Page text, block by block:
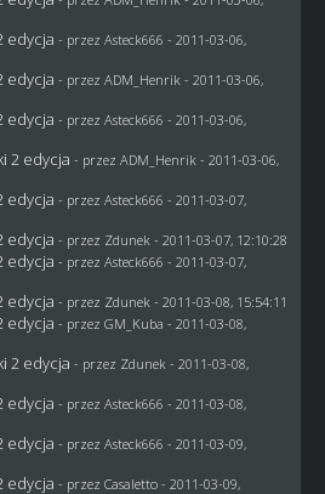
edycja - przez Asteck666 - 2011-03-06,
edycja - przez ADM_Henrik - 2011-03-06,
edycja - przez Asteck666 - 2011-03-06,
2 edycja - przez ADM_Henrik - 2011-03-06,
edycja - przez Asteck666 - 2011-03-07,
edycja - przez Zdunek - 2011-03-07, 12:10:28
edycja - przez Asteck666 - 2011-03-07,
edycja - przez Zdunek - 2011-03-08, 15:54:11
edycja - przez GM_Kuba - 2011-03-08,
2 edycja - przez Zdunek - 2011-03-08,
edycja - przez Asteck666 - 2011-03-08,
edycja - przez Asteck666 - 2011-03-09,
edycja - przez Casaletto- 2011-03-09,